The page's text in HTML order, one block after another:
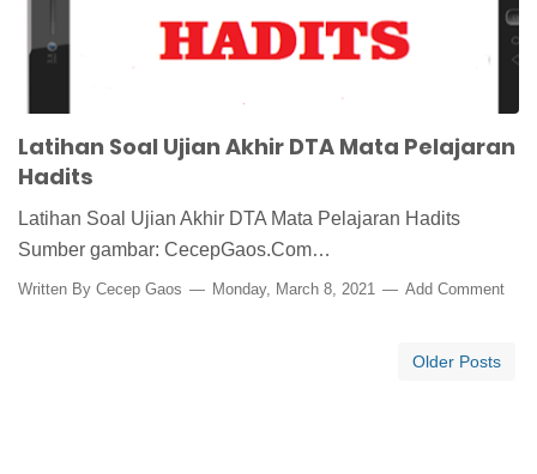
Latihan Soal Ujian Akhir DTA Mata Pelajaran
Hadits
Latihan Soal Ujian Akhir DTA Mata Pelajaran Hadits
Sumber gambar: CecepGaos.Com…
Written By Cecep Gaos Monday, March 8, 2021 Add Comment
Older Posts